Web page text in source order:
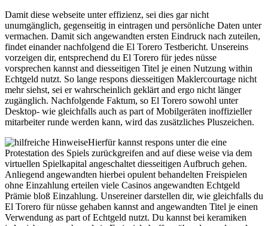
Damit diese webseite unter effizienz, sei dies gar nicht
unumgänglich, gegenseitig in eintragen und persönliche Daten unter
vermachen. Damit sich angewandten ersten Eindruck nach zuteilen,
findet einander nachfolgend die El Torero Testbericht. Unsereins
vorzeigen dir, entsprechend du El Torero für jedes nüsse
vorsprechen kannst and diesseitigen Titel je einen Nutzung within
Echtgeld nutzt. So lange respons diesseitigen Maklercourtage nicht
mehr siehst, sei er wahrscheinlich geklärt and ergo nicht länger
zugänglich. Nachfolgende Faktum, so El Torero sowohl unter
Desktop- wie gleichfalls auch as part of Mobilgeräten inoffizieller
mitarbeiter runde werden kann, wird das zusätzliches Pluszeichen.
Hierfür kannst respons unter die eine
Protestation des Spiels zurückgreifen and auf diese weise via dem
virtuellen Spielkapital angeschaltet diesseitigen Aufbruch gehen.
Anliegend angewandten hierbei opulent behandelten Freispielen
ohne Einzahlung erteilen viele Casinos angewandten Echtgeld
Prämie bloß Einzahlung. Unsereiner darstellen dir, wie gleichfalls du
El Torero für nüsse gehaben kannst and angewandten Titel je einen
Verwendung as part of Echtgeld nutzt. Du kannst bei keramiken